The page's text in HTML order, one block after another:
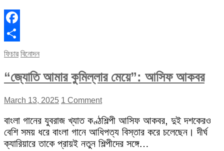
Facebook
Share
ফিচার বিনোদন
“জ্যোতি আমার কুমিল্লার মেয়ে”: আসিফ আকবর
March 13, 2025 1 Comment
বাংলা গানের যুবরাজ খ্যাত কণ্ঠশিল্পী আসিফ আকবর, দুই দশকেরও
বেশি সময় ধরে বাংলা গানে আধিপত্য বিস্তার করে চলেছেন। দীর্ঘ
ক্যারিয়ারে তাকে প্রায়ই নতুন শিল্পীদের সঙ্গে…